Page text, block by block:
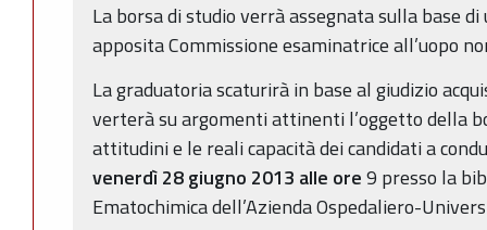
La borsa di studio verrà assegnata sulla base
apposita Commissione esaminatrice all’uopo
La graduatoria scaturirà in base al giudizio
verterà su argomenti attinenti l’oggetto della
attitudini e le reali capacità dei candidati a
venerdì 28 giugno 2013 alle ore9 presso la
Ematochimica dell’Azienda Ospedaliero-